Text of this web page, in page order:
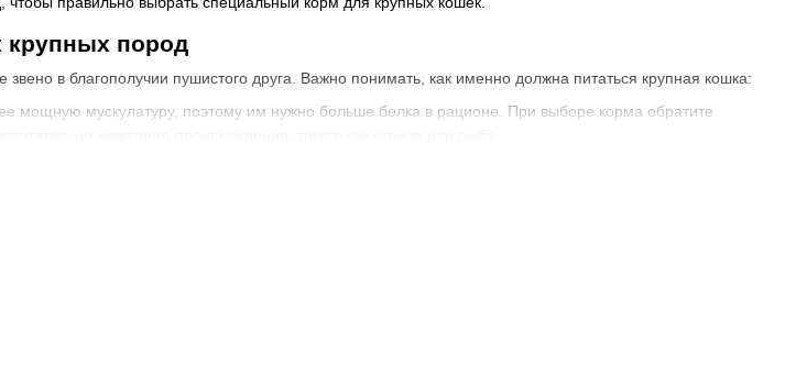
крупных пород
в благополучии пушистого друга. Важно понимать, как именно должна питаться крупная кошка:
мощную мускулатуру, поэтому им нужно больше белка в рационе. При выборе корма обратите